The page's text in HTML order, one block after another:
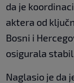
da je
aktera od
Bosni i
osigurala
Naglasio je da